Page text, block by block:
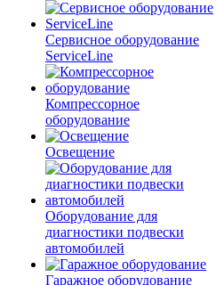
Сервисное оборудование
ServiceLine
Компрессорное
оборудование
Освещение
Оборудование для
диагностики подвески
автомобилей
Гаражное оборудование